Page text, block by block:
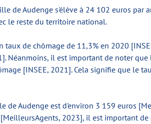
de Audenge s'élève à 24 102 euros
le reste du territoire national.
de chômage de 11,3% en 2020
Néanmoins, il est important de noter
[INSEE, 2021]. Cela signifie que le
de Audenge est d'environ 3 159 euros
2023], il est important